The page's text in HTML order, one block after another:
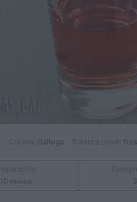
Gallega
10minutos
minutos